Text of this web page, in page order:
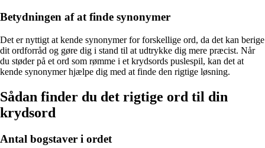
Betydningen af ​​at finde synonymer
Det er nyttigt at kende synonymer for forskellige ord, da det kan berige
dit ordforråd og gøre dig i stand til at udtrykke dig mere præcist. Når
du støder på et ord som rømme i et krydsords puslespil, kan det at
kende synonymer hjælpe dig med at finde den rigtige løsning.
Sådan finder du det rigtige ord til din
krydsord
Antal bogstaver i ordet